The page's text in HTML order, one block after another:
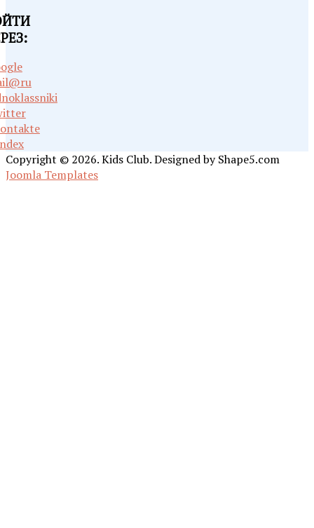
Copyright © 2026. Kids Club. Designed by Shape5.com
Joomla Templates